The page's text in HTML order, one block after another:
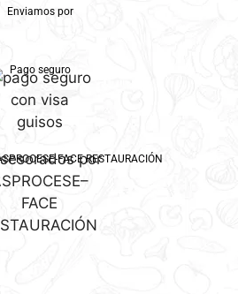
Enviamos por
Pago seguro
FACE RESTAURACIÓN